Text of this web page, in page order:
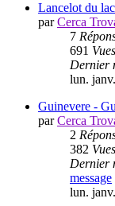
Lancelot du
parCerca
7
691 Vues
Dernier
lun.
Guinevere -
parCerca
2
382 Vues
Dernier
message
lun.